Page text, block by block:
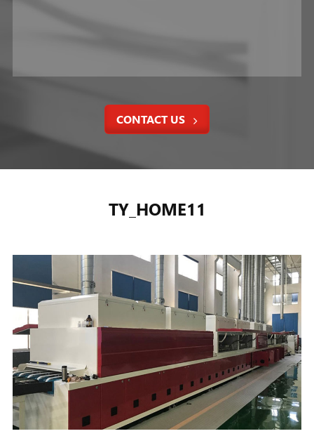
CONTACT US
TY_HOME11